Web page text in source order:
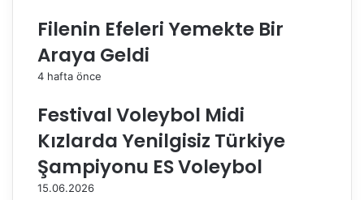
,
K
a
r
o
a
r
l
s
s
a
E
Filenin Efeleri Yemekte Bir
Araya Geldi
4 hafta önce
Festival Voleybol Midi
Kızlarda Yenilgisiz Türkiye
Şampiyonu ES Voleybol
15.06.2026